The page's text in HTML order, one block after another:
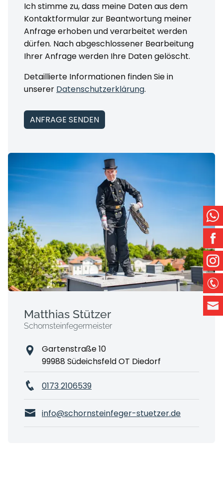
Ich stimme zu, dass meine Daten aus dem
Kontaktformular zur Beantwortung meiner
Anfrage erhoben und verarbeitet werden
dürfen. Nach abgeschlossener Bearbeitung
Ihrer Anfrage werden Ihre Daten gelöscht.
Detaillierte Informationen finden Sie in
unserer Datenschutzerklärung.
ANFRAGE SENDEN
Matthias Stützer
Schornsteinfegermeister
Gartenstraße 10
99988 Südeichsfeld OT Diedorf
0173 2106539
info@schornsteinfeger-stuetzer.de